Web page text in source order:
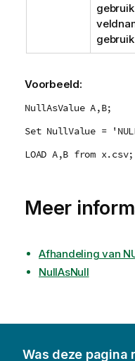
Voorbeeld:
NullAsValue A,B;
Set NullValue =
LOAD A,B from x.csv;
Meer
Afhandeling van
NullAsNull
Was deze pagina